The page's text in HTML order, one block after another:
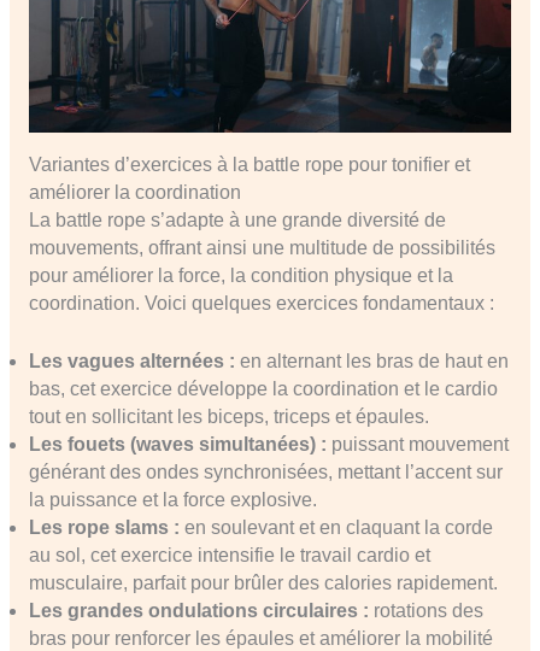
Variantes d’exercices à la battle rope pour tonifier et
améliorer la coordination
La battle rope s’adapte à une grande diversité de
mouvements, offrant ainsi une multitude de possibilités
pour améliorer la force, la condition physique et la
coordination. Voici quelques exercices fondamentaux :
Les vagues alternées : en alternant les bras de haut en
bas, cet exercice développe la coordination et le cardio
tout en sollicitant les biceps, triceps et épaules.
Les fouets (waves simultanées) : puissant mouvement
générant des ondes synchronisées, mettant l’accent sur
la puissance et la force explosive.
Les rope slams : en soulevant et en claquant la corde
au sol, cet exercice intensifie le travail cardio et
musculaire, parfait pour brûler des calories rapidement.
Les grandes ondulations circulaires : rotations des
bras pour renforcer les épaules et améliorer la mobilité